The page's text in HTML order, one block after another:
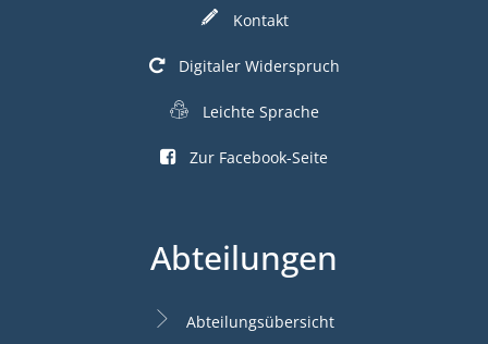
Kontakt
Digitaler Widerspruch
Leichte Sprache
Zur Facebook-Seite
Abteilungen
Abteilungsübersicht